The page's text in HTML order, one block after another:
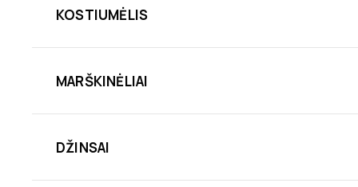
KOSTIUMĖLIS
MARŠKINĖLIAI
DŽINSAI